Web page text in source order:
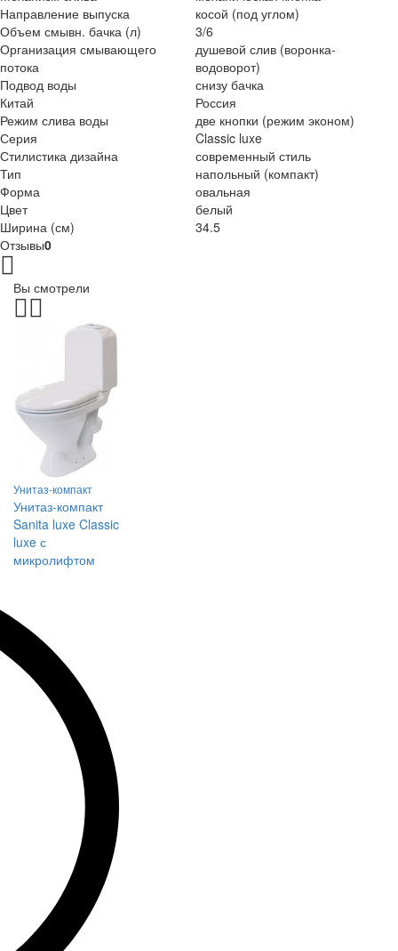
Направление выпуска
косой (под углом)
Объем смывн. бачка (л)
3/6
Организация смывающего
потока
душевой слив (воронка-
водоворот)
Подвод воды
снизу бачка
Китай
Россия
Режим слива воды
две кнопки (режим эконом)
Серия
Classic luxe
Стилистика дизайна
современный стиль
Тип
напольный (компакт)
Форма
овальная
Цвет
белый
Ширина (см)
34.5
Отзывы0
Вы смотрели
Унитаз-компакт
Унитаз-компакт
Sanita luxe Classic
luxe с
микролифтом